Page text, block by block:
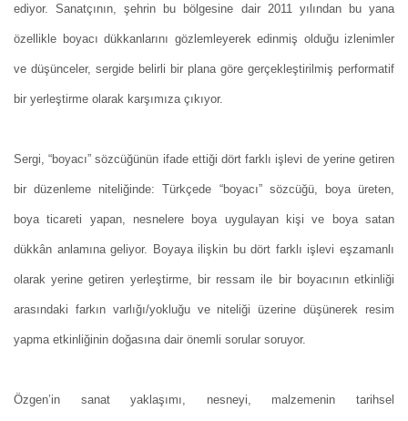
ediyor. Sanatçının, şehrin bu bölgesine dair 2011 yılından bu yana
özellikle boyacı dükkanlarını gözlemleyerek edinmiş olduğu izlenimler
ve düşünceler, sergide belirli bir plana göre gerçekleştirilmiş performatif
bir yerleştirme olarak karşımıza çıkıyor.
Sergi, “boyacı” sözcüğünün ifade ettiği dört farklı işlevi de yerine getiren
bir düzenleme niteliğinde: Türkçede “boyacı” sözcüğü, boya üreten,
boya ticareti yapan, nesnelere boya uygulayan kişi ve boya satan
dükkân anlamına geliyor. Boyaya ilişkin bu dört farklı işlevi eşzamanlı
olarak yerine getiren yerleştirme, bir ressam ile bir boyacının etkinliği
arasındaki farkın varlığı/yokluğu ve niteliği üzerine düşünerek resim
yapma etkinliğinin doğasına dair önemli sorular soruyor.
Özgen’in sanat yaklaşımı, nesneyi, malzemenin tarihsel